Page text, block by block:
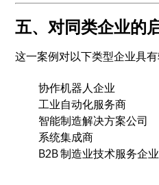
五、对同类企业的
这一案例对以下类型企业具有
协作机器人企业
工业自动化服务商
智能制造解决方案公司
系统集成商
B2B 制造业技术服务企业